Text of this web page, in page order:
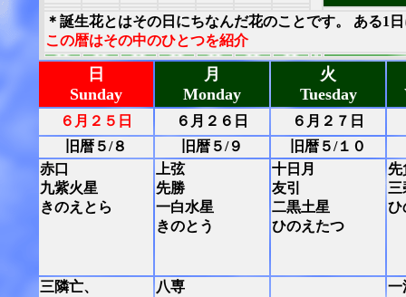
＊誕生花とはその日にちなんだ花のことです。 ある1
この暦はその中のひとつを紹介
日
Sunday
月
Monday
火
Tuesday
６月２５日 ６月２６日
６月２７日
旧暦５/８
旧暦５/９
旧暦５/１０
赤口
九紫火星
きのえとら
上弦
先勝
一白水星
きのとう
十日月
友引
二黒土星
ひのえたつ
先
三
ひ
三隣亡、
八専
一